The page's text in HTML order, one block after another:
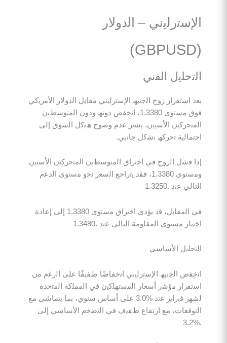
– اﻟدوﻻر
اﻟﻔﻧﻲ
زوج اﻟﺟﻧﯾﮫ اﻹﺳﺗرﻟﯾﻧﻲ ﻣﻘﺎﺑل اﻟدوﻻر اﻷﻣرﯾﻛﻲ
ﻓوق ﻣﺳﺗوى 1.3380، اﻧﺧﻔض دوﻧﮫ ودون اﻟﻣﺗوﺳطﯾن
اﻷﺳﯾﯾن. ﯾﺷﯾر ﻋدم وﺿوح ھﯾﻛل اﻟﺳوق إﻟﻰ
ﺗﺣرﻛﮫ ﺑﺷﻛل ﺟﺎﻧﺑﻲ.
اﻟزوج ﻓﻲ اﺧﺗراق اﻟﻣﺗوﺳطﯾن اﻟﻣﺗﺣرﻛﯾن اﻷﺳﯾﯾن
وﻣﺳﺗوى 1.3380، ﻓﻘد ﯾﺗراﺟﻊ اﻟﺳﻌر ﻧﺣو ﻣﺳﺗوى اﻟدﻋم
ﻓﻲ اﻟﻣﻘﺎﺑل، ﻗد ﯾؤدي اﺧﺗراق ﻣﺳﺗوى 1.3380 إﻟﻰ إﻋﺎدة
ﻣﺳﺗوى اﻟﻣﻘﺎوﻣﺔ اﻟﺗﺎﻟﻲ ﻋﻧد .1.3480
اﻷﺳﺎﺳﻲ
اﻟﺟﻧﯾﮫ اﻹﺳﺗرﻟﯾﻧﻲ اﻧﺧﻔﺎﺿًﺎ طﻔﯾﻔًﺎ ﻋﻠﻰ اﻟرﻏم ﻣن
ﻣؤﺷر أﺳﻌﺎر اﻟﻣﺳﺗﮭﻠﻛﯾن ﻓﻲ اﻟﻣﻣﻠﻛﺔ اﻟﻣﺗﺣدة
ﻟﺷﮭر ﻓﺑراﯾر ﻋﻧد %3.0 ﻋﻠﻰ أﺳﺎس ﺳﻧوي، ﺑﻣﺎ ﯾﺗﻣﺎﺷﻰ ﻣﻊ
ﻣﻊ ارﺗﻔﺎع طﻔﯾف ﻓﻲ اﻟﺗﺿﺧم اﻷﺳﺎﺳﻲ إﻟﻰ